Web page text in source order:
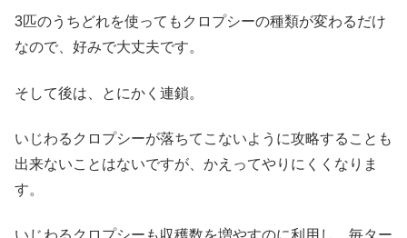
3匹のうちどれを使ってもクロプシーの種類が変わるだけ
なので、好みで大丈夫です。
そして後は、とにかく連鎖。
いじわるクロプシーが落ちてこないように攻略することも
出来ないことはないですが、かえってやりにくくなりま
す。